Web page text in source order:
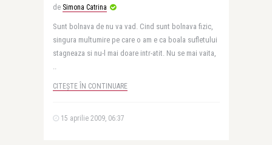
de Simona Catrina
Sunt bolnava de nu va vad. Cind sunt bolnava fizic,
singura multumire pe care o am e ca boala sufletului
stagneaza si nu-l mai doare intr-atit. Nu se mai vaita,
..
CITEȘTE ÎN CONTINUARE
15 aprilie 2009, 06:37